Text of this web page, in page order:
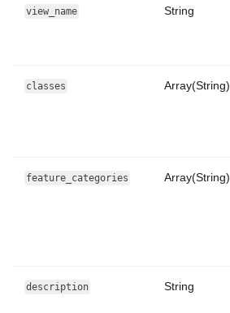
view_name String
classes Array(String)
feature_categories Array(String)
description String